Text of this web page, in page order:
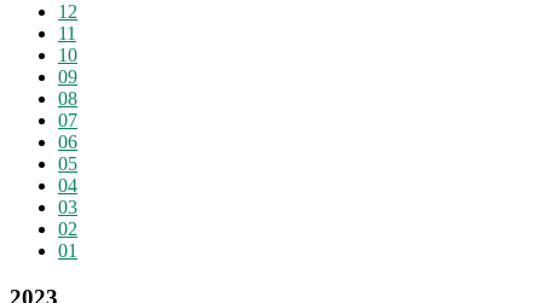
12
11
10
09
08
07
06
05
04
03
02
01
2023